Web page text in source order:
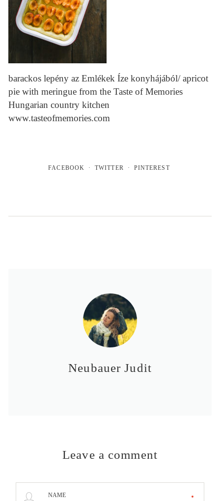
barackos lepény az Emlékek Íze konyhájából/ apricot
pie with meringue from the Taste of Memories
Hungarian country kitchen
www.tasteofmemories.com
FACEBOOK TWITTER PINTEREST
Neubauer Judit
Leave a comment
NAME